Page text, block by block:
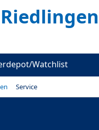
Watchlist
Service